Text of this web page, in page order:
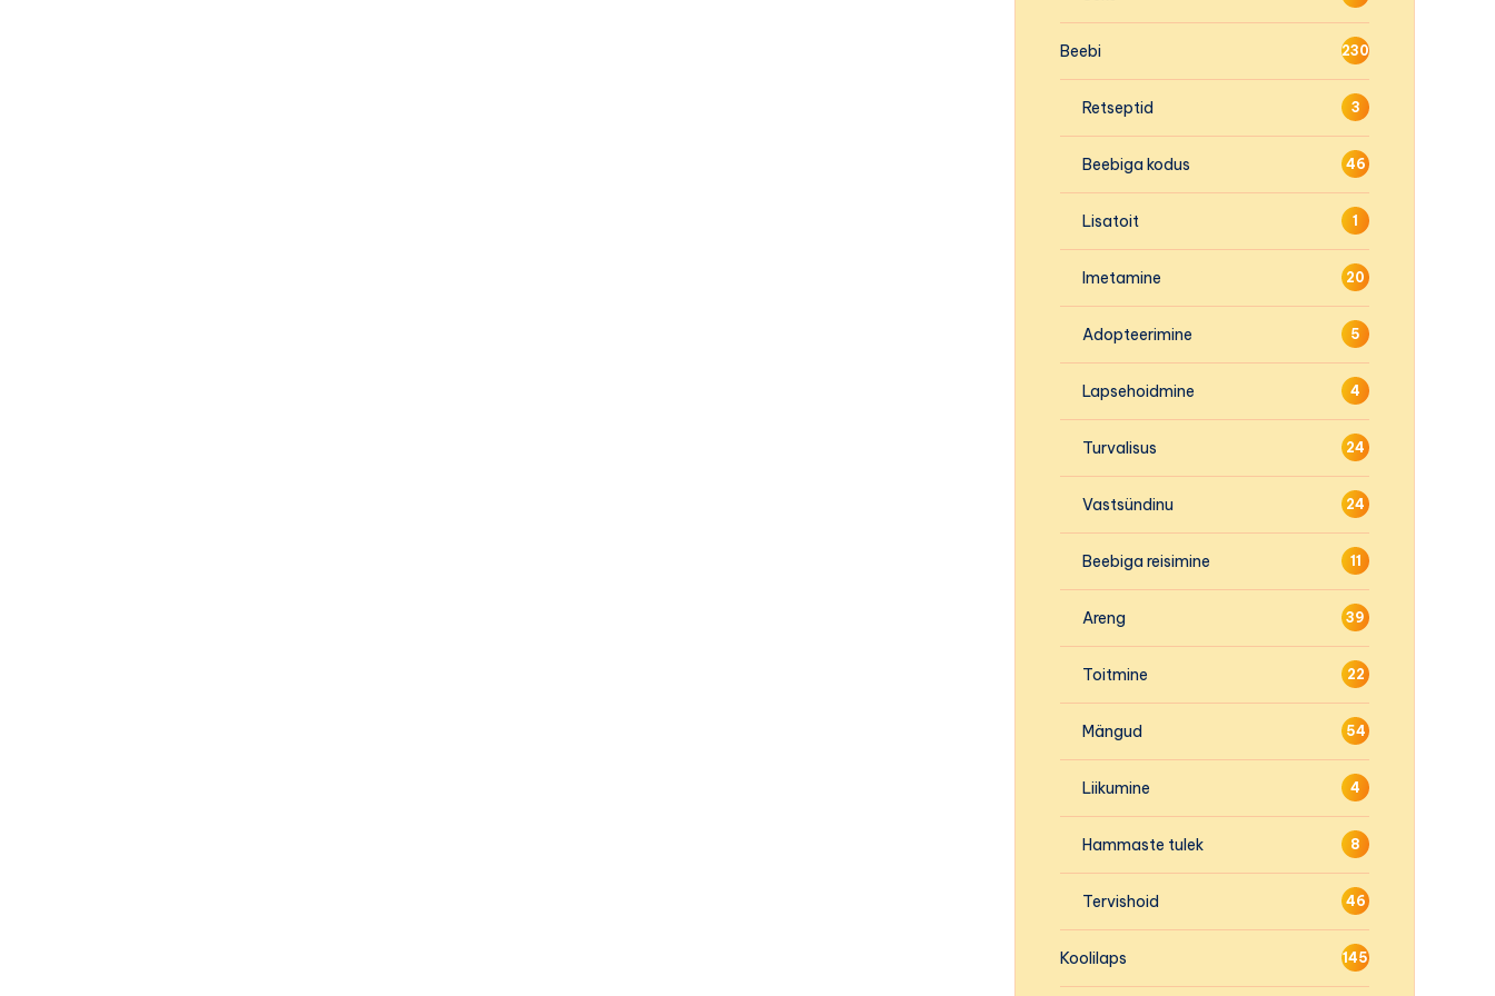
Beebi 230
Retseptid 3
Beebiga kodus 46
Lisatoit 1
Imetamine 20
Adopteerimine 5
Lapsehoidmine 4
Turvalisus 24
Vastsündinu 24
Beebiga reisimine 11
Areng 39
Toitmine 22
Mängud 54
Liikumine 4
Hammaste tulek 8
Tervishoid 46
Koolilaps 145